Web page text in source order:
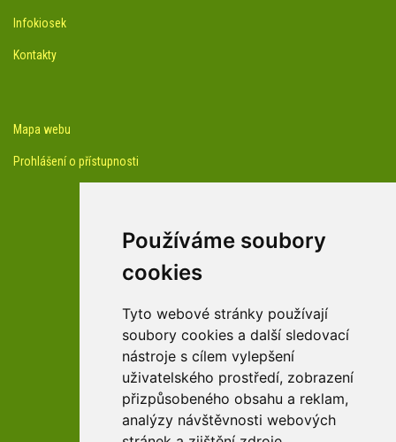
Používáme soubory
cookies
Tyto webové stránky používají
soubory cookies a další sledovací
nástroje s cílem vylepšení
uživatelského prostředí, zobrazení
přizpůsobeného obsahu a reklam,
analýzy návštěvnosti webových
Infokiosek
Kontakty
Mapa webu
Prohlášení o přístupnosti
Youtube kanál arboreta